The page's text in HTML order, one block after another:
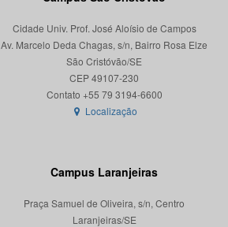
Cidade Univ. Prof. José Aloísio de Campos
Av. Marcelo Deda Chagas, s/n, Bairro Rosa Elze
São Cristóvão/SE
CEP 49107-230
Localização
Campus Laranjeiras
Praça Samuel de Oliveira, s/n, Centro
Laranjeiras/SE